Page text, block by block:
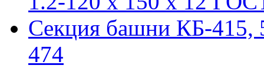
Секция башни КБ-415,
474